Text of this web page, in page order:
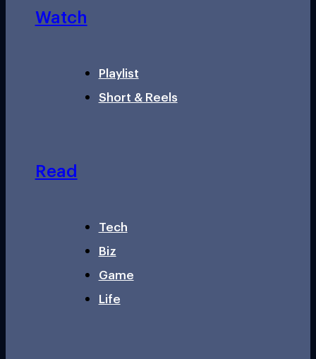
Watch
Playlist
Short & Reels
Read
Tech
Biz
Game
Life